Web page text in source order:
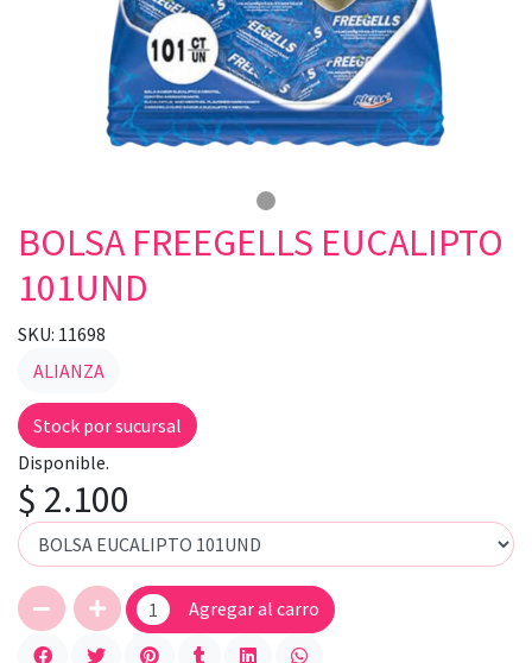
BOLSA FREEGELLS EUCALIPTO
101UND
SKU: 11698
ALIANZA
Stock por sucursal
Disponible.
$ 2.100
Agregar al carro